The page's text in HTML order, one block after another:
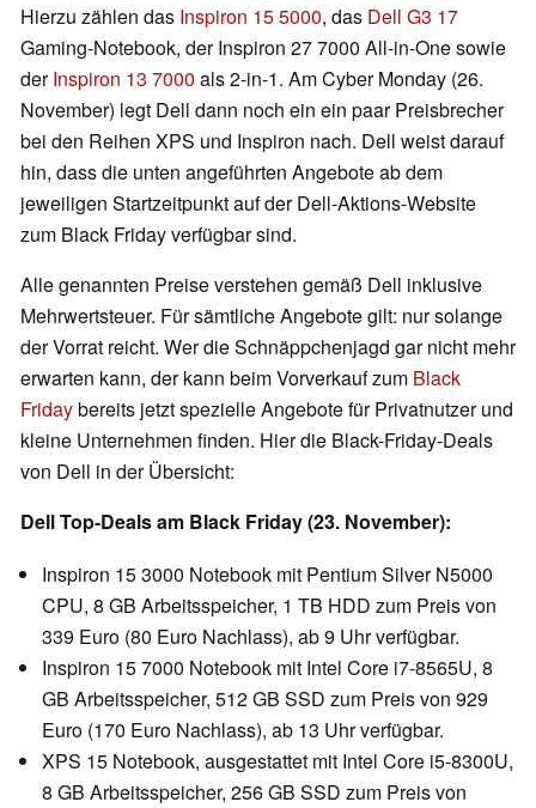
Hierzu zählen das Inspiron 15 5000, das Dell G3 17
Gaming-Notebook, der Inspiron 27 7000 All-in-One sowie
derInspiron 13 7000 als 2-in-1. Am Cyber Monday (26.
November) legt Dell dann noch ein ein paar Preisbrecher
bei den Reihen XPS und Inspiron nach. Dell weist darauf
hin, dass die unten angeführten Angebote ab dem
jeweiligen Startzeitpunkt auf der Dell-Aktions-Website
zum Black Friday verfügbar sind.
Alle genannten Preise verstehen gemäß Dell inklusive
Mehrwertsteuer. Für sämtliche Angebote gilt: nur solange
der Vorrat reicht. Wer die Schnäppchenjagd gar nicht mehr
erwarten kann, der kann beim Vorverkauf zum Black
Fridaybereits jetzt spezielle Angebote für Privatnutzer und
kleine Unternehmen finden. Hier die Black-Friday-Deals
von Dell in der Übersicht:
Dell Top-Deals am Black Friday (23. November):
Inspiron 15 3000 Notebook mit Pentium Silver N5000
CPU, 8 GB Arbeitsspeicher, 1 TB HDD zum Preis von
339 Euro (80 Euro Nachlass), ab 9 Uhr verfügbar.
Inspiron 15 7000 Notebook mit Intel Core i7-8565U, 8
GB Arbeitsspeicher, 512 GB SSD zum Preis von 929
Euro (170 Euro Nachlass), ab 13 Uhr verfügbar.
XPS 15 Notebook, ausgestattet mit Intel Core i5-8300U,
8 GB Arbeitsspeicher, 256 GB SSD zum Preis von